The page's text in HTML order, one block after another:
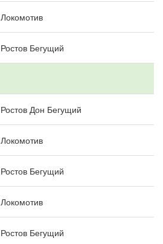
Локомотив
Ростов Бегущий
Ростов Дон Бегущий
Локомотив
Ростов Бегущий
Локомотив
Ростов Бегущий